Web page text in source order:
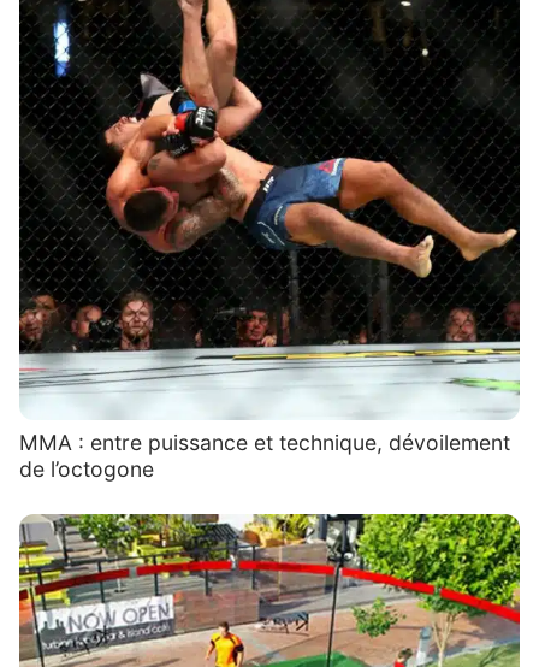
MMA : entre puissance et technique, dévoilement
de l’octogone